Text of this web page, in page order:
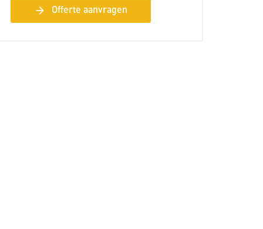
arrow_forward Offerte aanvragen